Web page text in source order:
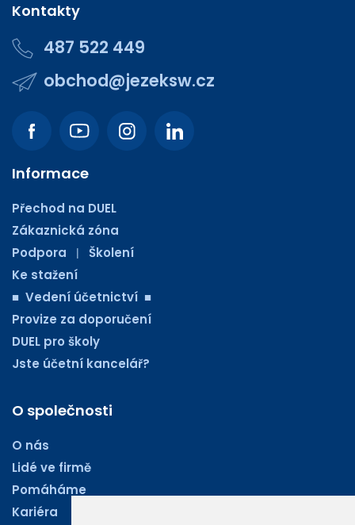
Kontakty
487 522 449
obchod@jezeksw.cz
Informace
Přechod na DUEL
Zákaznická zóna
Podpora
| Školení
Ke stažení
■ Vedení účetnictví ■
Provize za doporučení
DUEL pro školy
Jste účetní kancelář?
O společnosti
O nás
Lidé ve firmě
Pomáháme
Kariéra